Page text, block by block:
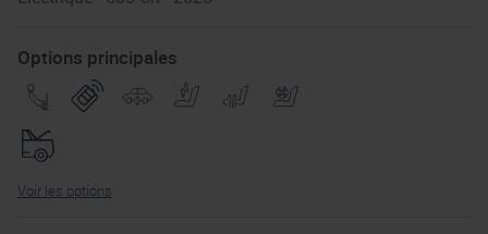
Options principales
Voir les options